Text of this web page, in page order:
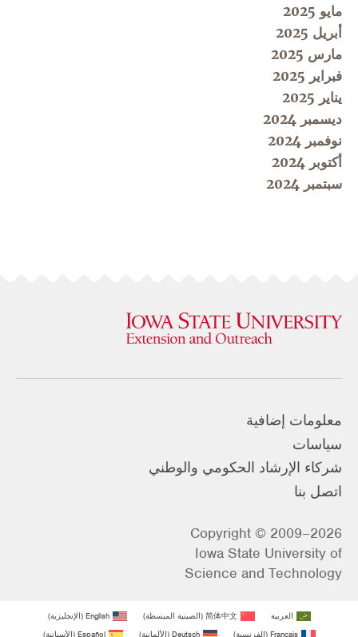
مايو 2025
أبريل 2025
مارس 2025
فبراير 2025
يناير 2025
ديسمبر 2024
نوفمبر 2024
أكتوبر 2024
سبتمبر 2024
معلومات إضافية
سياسات
شركاء الإرشاد الحكومي والوطني
اتصل بنا
Copyright © 2009–2026
Iowa State University of
Science and Technology
العربية 简体中文
(الصينية المبسطة)
English
(الإنجليزية)
Français
(الفرنسية)
Deutsch
(الألمانية)
Español
(الأسبانية)